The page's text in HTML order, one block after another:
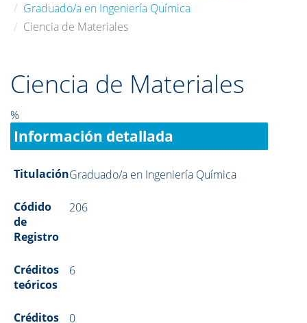
Graduado/a en Ingeniería Química
Ciencia de Materiales
Ciencia de Materiales
%
Información detallada
TitulaciónGraduado/a en Ingeniería Química
Códido
de
Registro
206
Créditos
teóricos
6
Créditos
0